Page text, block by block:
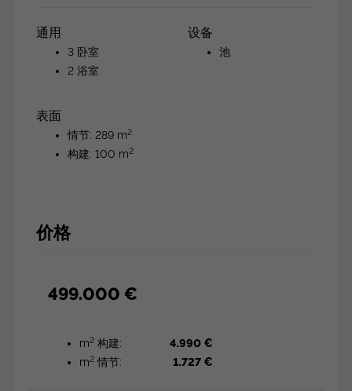
通用
3 卧室
2 浴室
表面
情节: 289 m2
构建: 100 m2
设备
池
价格
499.000 €
m2 构建:
4.990 €
m2 情节: 1.727 €